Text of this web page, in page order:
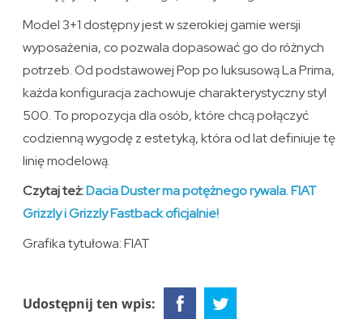
Model 3+1 dostępny jest w szerokiej gamie wersji
wyposażenia, co pozwala dopasować go do różnych
potrzeb. Od podstawowej Pop po luksusową La Prima,
każda konfiguracja zachowuje charakterystyczny styl
500. To propozycja dla osób, które chcą połączyć
codzienną wygodę z estetyką, która od lat definiuje tę
linię modelową.
Czytaj też:Dacia Duster ma potężnego rywala. FIAT
Grizzly i Grizzly Fastback oficjalnie!
Grafika tytułowa: FIAT
Udostępnij ten wpis: